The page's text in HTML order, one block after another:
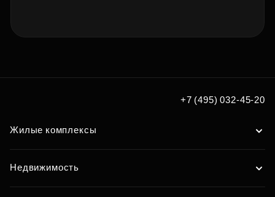
+7 (495) 032-45-20
Жилые комплексы
Недвижимость